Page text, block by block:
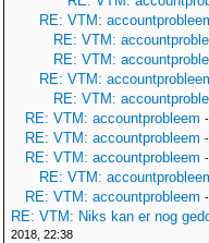
RE: VTM:
RE: VTM:
RE: VTM:
RE: VTM:
RE: VTM:
RE: VTM: accountprobleem
RE: VTM: accountprobleem
RE: VTM: accountprobleem
RE: VTM:
RE: VTM: accountprobleem
RE: VTM: Niks kan er nog
2018, 22:38